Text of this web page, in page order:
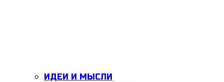
ИДЕИ И МЫСЛИ